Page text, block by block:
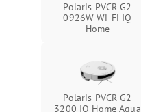
Polaris PVCR G2
0926W Wi-Fi IQ
Home
Polaris PVCR G2
3200 IQ Home Aqua